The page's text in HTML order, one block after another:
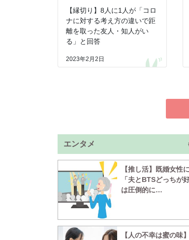
【縁切り】8人に1人が「コロ
ナに対する考え方の違いで距
離を取った友人・知人がい
る」と回答
2023年2月2日
エンタメ
【推し活】既婚女性
「夫とBTSどっちが
は圧倒的に…
【人の不幸は蜜の味